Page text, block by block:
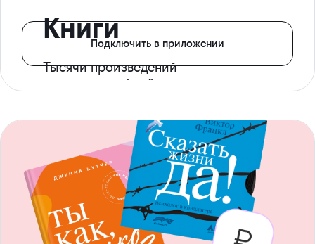
Книги
Тысячи произведений
с доступом офлайн
Подключить в приложении